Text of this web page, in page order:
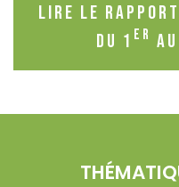
Lire le rapport
du 1 er